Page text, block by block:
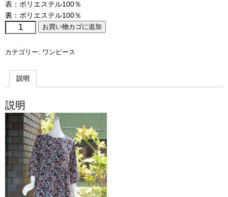
表：ポリエステル100％
裏：ポリエステル100％
comodo®
№201008
レ
ド“花
ン
ピ
ー
ス”個
お買い物カゴに追加
カテゴリー: ワンピース
説明
説明